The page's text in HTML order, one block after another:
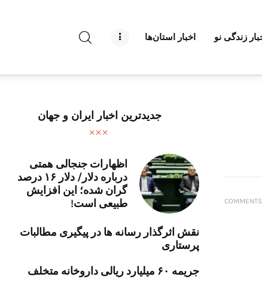
زندگی نو اخبار استان‌ها
درباره راه‌ نو نیوز
تبلیغات راه نو نیوز
آوین دیلی
خرید موتور ایمپلنت
COMMENTS
جدیدترین اخبار ایران و جهان
اظهارات جنجالی همتی
درباره دلار/ دلار ۱۶ درصد
گران شده؛ این افزایش
طبیعی است!
نقش اثرگذار رسانه ها در پیگیری مطالبات
پرستاری
جریمه ۶۰ میلیارد ریالی داروخانه متخلف